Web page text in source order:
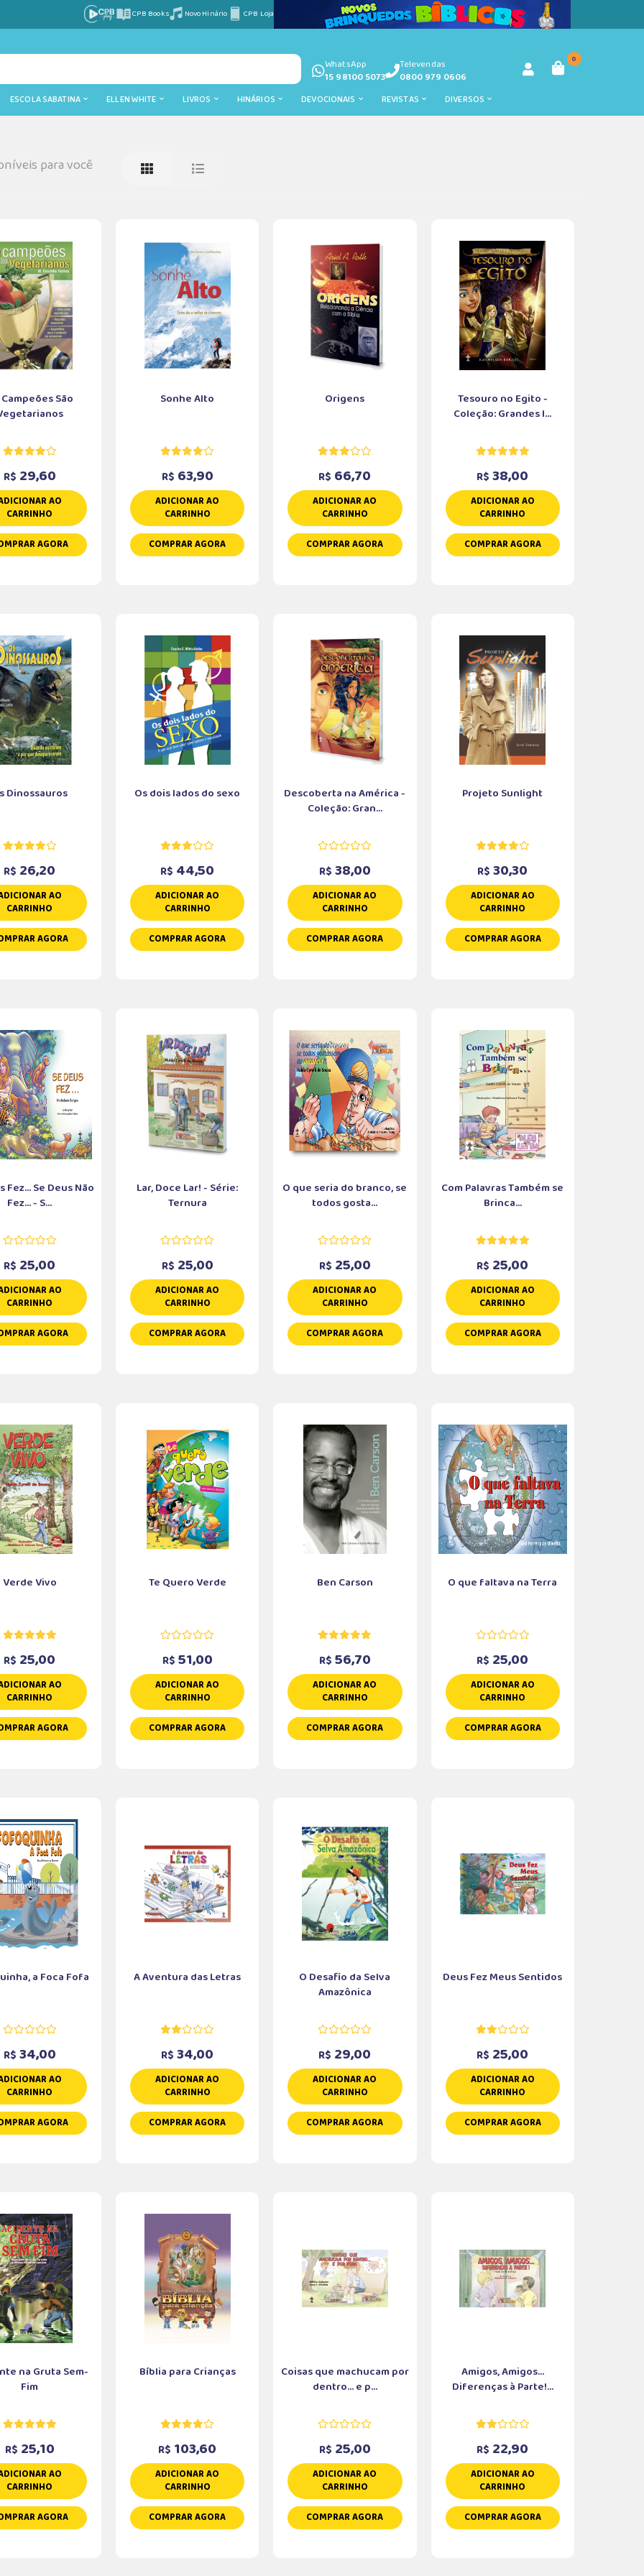
CPB Books Novo Hinário CPB Loja
WhatsApp
15 98100 5073
Televendas
0800 979 0606
0
ESCOLA SABATINA ELLEN WHITE LIVROS HINÁRIOS DEVOCIONAIS REVISTAS DIVERSOS
para você
São
R$ 29,60
AO
CARRINHO
AGORA
Sonhe Alto
R$ 63,90
ADICIONAR AO
CARRINHO
COMPRAR AGORA
Origens
R$ 66,70
ADICIONAR AO
CARRINHO
COMPRAR AGORA
Tesouro no Egito -
Coleção: Grandes I...
R$ 38,00
ADICIONAR AO
CARRINHO
COMPRAR AGORA
Dinossauros
R$ 26,20
AO
CARRINHO
AGORA
Os dois lados do sexo
R$ 44,50
ADICIONAR AO
CARRINHO
COMPRAR AGORA
Descoberta na América -
Coleção: Gran...
R$ 38,00
ADICIONAR AO
CARRINHO
COMPRAR AGORA
Projeto Sunlight
R$ 30,30
ADICIONAR AO
CARRINHO
COMPRAR AGORA
Fez... Se Deus Não
Fez... - S...
R$ 25,00
AO
CARRINHO
AGORA
Lar, Doce Lar! - Série:
Ternura
R$ 25,00
ADICIONAR AO
CARRINHO
COMPRAR AGORA
O que seria do branco, se
todos gosta...
R$ 25,00
ADICIONAR AO
CARRINHO
COMPRAR AGORA
Com Palavras Também se
Brinca...
R$ 25,00
ADICIONAR AO
CARRINHO
COMPRAR AGORA
Verde Vivo
R$ 25,00
AO
CARRINHO
AGORA
Te Quero Verde
R$ 51,00
ADICIONAR AO
CARRINHO
COMPRAR AGORA
Ben Carson
R$ 56,70
ADICIONAR AO
CARRINHO
COMPRAR AGORA
O que faltava na Terra
R$ 25,00
ADICIONAR AO
CARRINHO
COMPRAR AGORA
a Foca Fofa
R$ 34,00
AO
CARRINHO
AGORA
A Aventura das Letras
R$ 34,00
ADICIONAR AO
CARRINHO
COMPRAR AGORA
O Desafio da Selva
Amazônica
R$ 29,00
ADICIONAR AO
CARRINHO
COMPRAR AGORA
Deus Fez Meus Sentidos
R$ 25,00
ADICIONAR AO
CARRINHO
COMPRAR AGORA
na Gruta Sem-
Fim
R$ 25,10
AO
CARRINHO
AGORA
Bíblia para Crianças
R$ 103,60
ADICIONAR AO
CARRINHO
COMPRAR AGORA
Coisas que machucam por
dentro... e p...
R$ 25,00
ADICIONAR AO
CARRINHO
COMPRAR AGORA
Amigos, Amigos...
Diferenças à Parte!...
R$ 22,90
ADICIONAR AO
CARRINHO
COMPRAR AGORA